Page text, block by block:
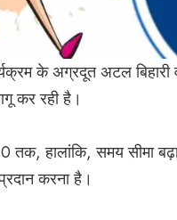
के अग्रदूत अटल बिहारी
कर रही है।
तक, हालांकि, समय सीमा
करना है।